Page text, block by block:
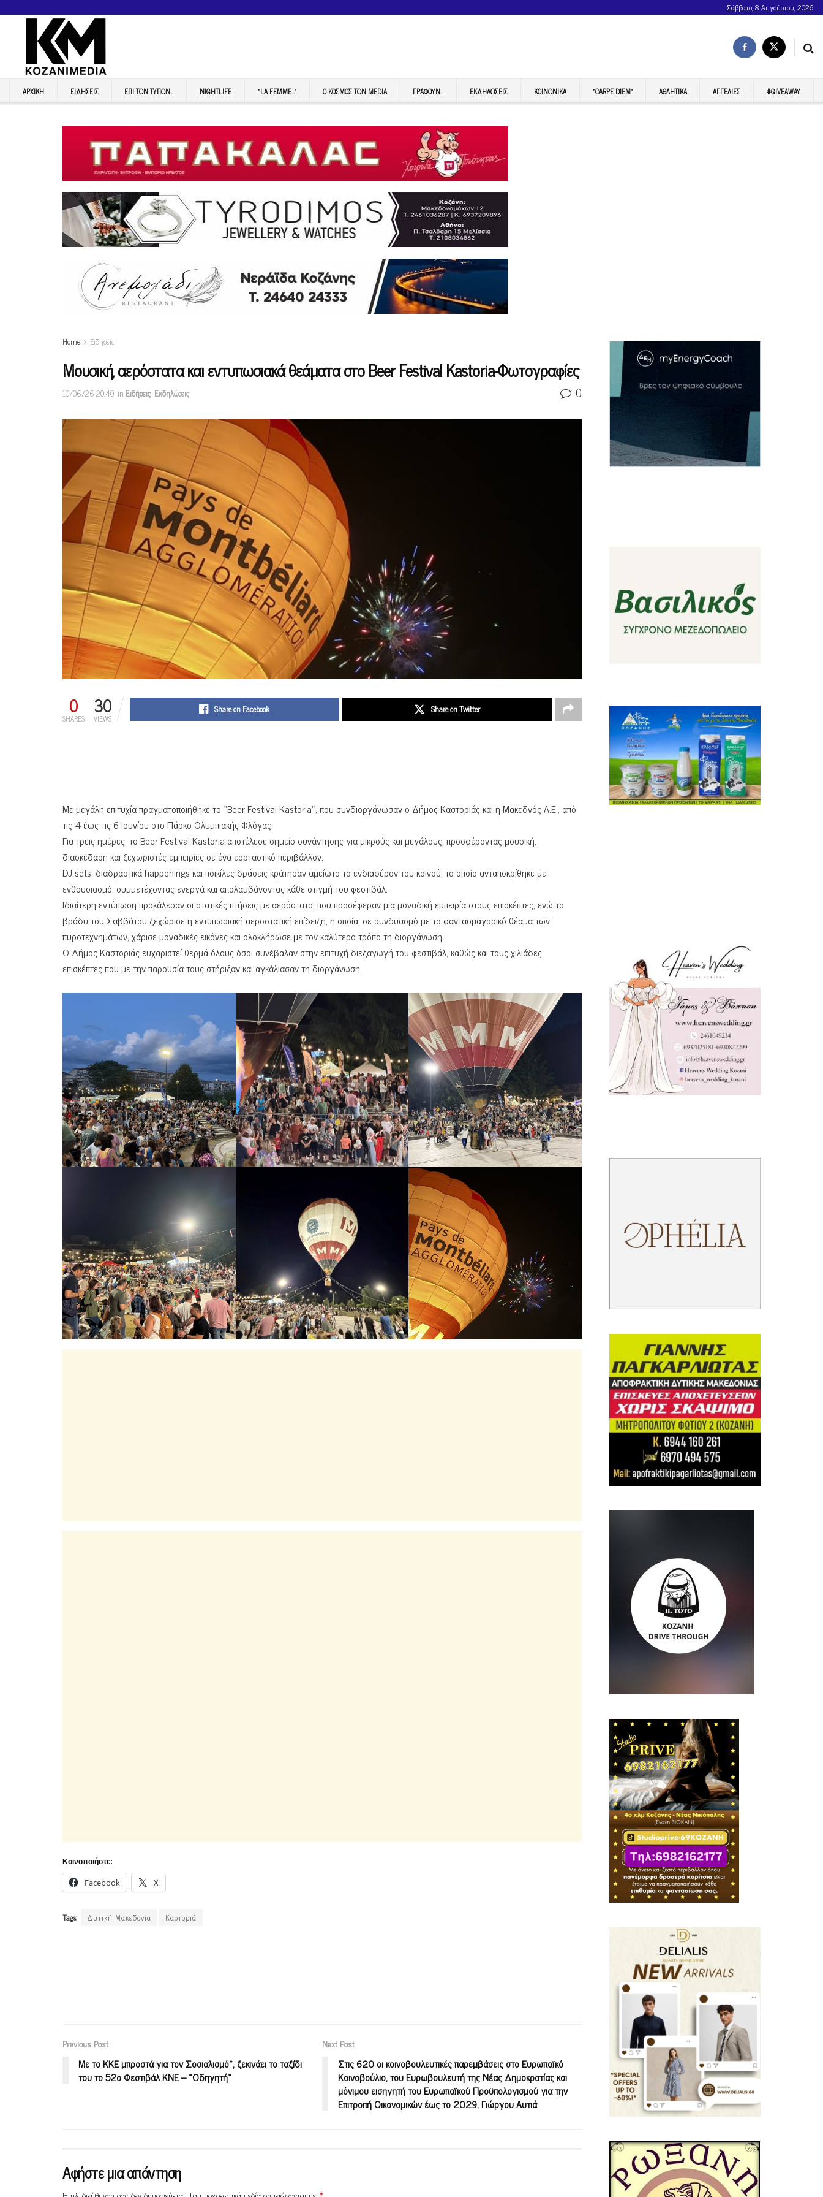
Σάββατο, 8 Αυγούστου, 2026
ΑΡΧΙΚΉ ΕΙΔΉΣΕΙΣ ΕΠI ΤΩΝ ΤΥΠΩΝ… NIGHTLIFE “LA FEMME…” Ο ΚΟΣΜΟΣ ΤΩΝ MEDIA ΓΡΆΦΟΥΝ… ΕΚΔΗΛΏΣΕΙΣ ΚΟΙΝΩΝΙΚΆ “CARPE DIEM” ΑΘΛΗΤΙΚΆ ΑΓΓΕΛΊΕΣ #GIVEAWAY
Home Ειδήσεις
Μουσική, αερόστατα και εντυπωσιακά θεάματα στο Beer Festival Kastoria-Φωτογραφίες
10/06/26 20:40 in Ειδήσεις,Εκδηλώσεις 0
0
SHARES 30
VIEWS
Share on Facebook Share on Twitter
Με μεγάλη επιτυχία πραγματοποιήθηκε το «Beer Festival Kastoria», που συνδιοργάνωσαν ο Δήμος Καστοριάς και η Μακεδνός Α.Ε., από
τις 4 έως τις 6 Ιουνίου στο Πάρκο Ολυμπιακής Φλόγας.
Για τρεις ημέρες, το Beer Festival Kastoria αποτέλεσε σημείο συνάντησης για μικρούς και μεγάλους, προσφέροντας μουσική,
διασκέδαση και ξεχωριστές εμπειρίες σε ένα εορταστικό περιβάλλον.
DJ sets, διαδραστικά happenings και ποικίλες δράσεις κράτησαν αμείωτο το ενδιαφέρον του κοινού, το οποίο ανταποκρίθηκε με
ενθουσιασμό, συμμετέχοντας ενεργά και απολαμβάνοντας κάθε στιγμή του φεστιβάλ.
Ιδιαίτερη εντύπωση προκάλεσαν οι στατικές πτήσεις με αερόστατο, που προσέφεραν μια μοναδική εμπειρία στους επισκέπτες, ενώ το
βράδυ του Σαββάτου ξεχώρισε η εντυπωσιακή αεροστατική επίδειξη, η οποία, σε συνδυασμό με το φαντασμαγορικό θέαμα των
πυροτεχνημάτων, χάρισε μοναδικές εικόνες και ολοκλήρωσε με τον καλύτερο τρόπο τη διοργάνωση.
Ο Δήμος Καστοριάς ευχαριστεί θερμά όλους όσοι συνέβαλαν στην επιτυχή διεξαγωγή του φεστιβάλ, καθώς και τους χιλιάδες
επισκέπτες που με την παρουσία τους στήριξαν και αγκάλιασαν τη διοργάνωση.
Κοινοποιήστε:
Facebook X
Tags: Δυτική Μακεδονία Καστοριά
Previous Post
Με το ΚΚΕ μπροστά για τον Σοσιαλισμό», ξεκινάει το ταξίδι
του το 52ο Φεστιβάλ ΚΝΕ – «Οδηγητή»
Next Post
Στις 620 οι κοινοβουλευτικές παρεμβάσεις στο Ευρωπαϊκό
Κοινοβούλιο, του Ευρωβουλευτή της Νέας Δημοκρατίας και
μόνιμου εισηγητή του Ευρωπαϊκού Προϋπολογισμού για την
Επιτροπή Οικονομικών έως το 2029, Γιώργου Αυτιά
Αφήστε μια απάντηση